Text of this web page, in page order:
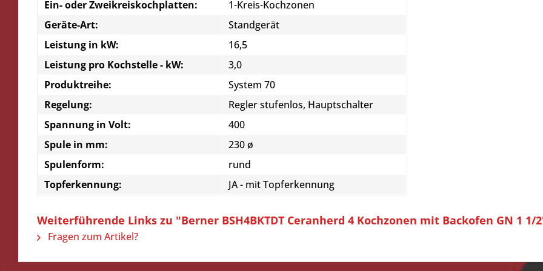
Ein- oder Zweikreiskochplatten:
1-Kreis-Kochzonen
Geräte-Art:
Standgerät
Leistung in kW:
16,5
Leistung pro Kochstelle - kW:
3,0
Produktreihe:
System 70
Regelung:
Regler stufenlos, Hauptschalter
Spannung in Volt:
400
Spule in mm:
230 ø
Spulenform:
rund
Topferkennung:
JA - mit Topferkennung
Weiterführende Links zu "Berner BSH4BKTDT Ceranherd 4 Kochzonen mit Backofen GN 1 1/
Fragen zum Artikel?